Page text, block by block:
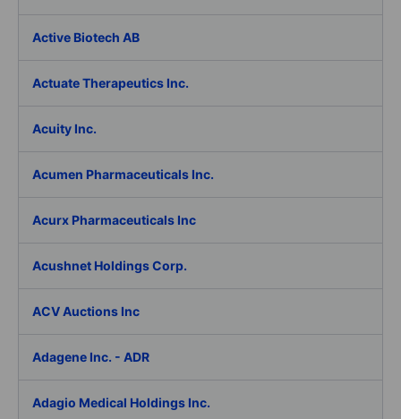
Active Biotech AB
Actuate Therapeutics Inc.
Acuity Inc.
Acumen Pharmaceuticals Inc.
Acurx Pharmaceuticals Inc
Acushnet Holdings Corp.
ACV Auctions Inc
Adagene Inc. - ADR
Adagio Medical Holdings Inc.